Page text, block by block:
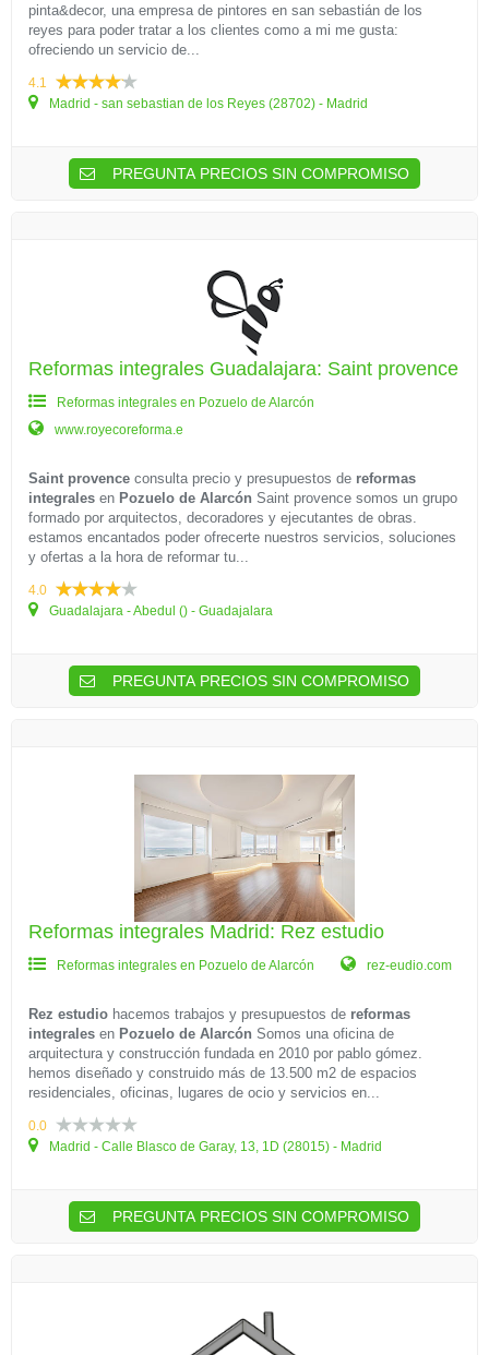
pinta&decor, una empresa de pintores en san sebastián de los
reyes para poder tratar a los clientes como a mi me gusta:
ofreciendo un servicio de...
4.1
Madrid - san sebastian de los Reyes (28702) - Madrid
PREGUNTA PRECIOS SIN COMPROMISO
Reformas integrales Guadalajara: Saint provence
Reformas integrales en Pozuelo de Alarcón
www.royecoreforma.e
Saint provence consulta precio y presupuestos de reformas
integrales en Pozuelo de Alarcón Saint provence somos un grupo
formado por arquitectos, decoradores y ejecutantes de obras.
estamos encantados poder ofrecerte nuestros servicios, soluciones
y ofertas a la hora de reformar tu...
4.0
Guadalajara - Abedul () - Guadajalara
PREGUNTA PRECIOS SIN COMPROMISO
Reformas integrales Madrid: Rez estudio
Reformas integrales en Pozuelo de Alarcón rez-eudio.com
Rez estudio hacemos trabajos y presupuestos de reformas
integrales en Pozuelo de Alarcón Somos una oficina de
arquitectura y construcción fundada en 2010 por pablo gómez.
hemos diseñado y construido más de 13.500 m2 de espacios
residenciales, oficinas, lugares de ocio y servicios en...
0.0
Madrid - Calle Blasco de Garay, 13, 1D (28015) - Madrid
PREGUNTA PRECIOS SIN COMPROMISO